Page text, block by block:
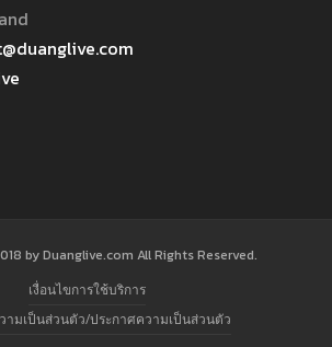
by Duanglive.com All Rights Reserved.
เงื่อนไขการใช้บริการ
ามเป็นส่วนตัว/ประกาศความเป็นส่วนตัว